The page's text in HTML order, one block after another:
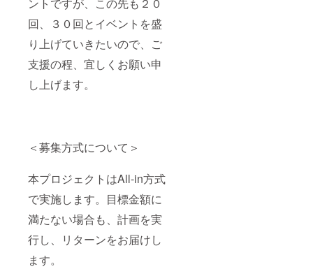
ントですが、この先も２０
回、３０回とイベントを盛
り上げていきたいので、ご
支援の程、宜しくお願い申
し上げます。
＜募集方式について＞
本プロジェクトはAll-in方式
で実施します。目標金額に
満たない場合も、計画を実
行し、リターンをお届けし
ます。